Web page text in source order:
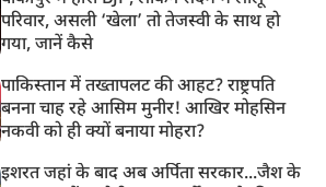
परिवार, असली ‘खेला’ तो तेजस्वी के साथ हो
गया, जानें कैसे
पाकिस्तान में तख्तापलट की आहट? राष्ट्रपति
बनना चाह रहे आसिम मुनीर! आखिर मोहसिन
नकवी को ही क्यों बनाया मोहरा?
इशरत जहां के बाद अब अर्पिता सरकार...जैश के